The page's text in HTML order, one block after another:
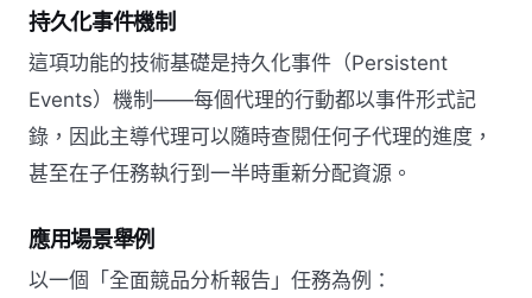
持久化事件機制
這項功能的技術基礎是持久化事件（Persistent
Events）機制——每個代理的行動都以事件形式記
錄，因此主導代理可以隨時查閱任何子代理的進度，
甚至在子任務執行到一半時重新分配資源。
應用場景舉例
以一個「全面競品分析報告」任務為例：